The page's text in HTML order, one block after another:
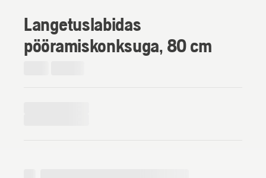
Langetuslabidas
pööramiskonksuga, 80 cm